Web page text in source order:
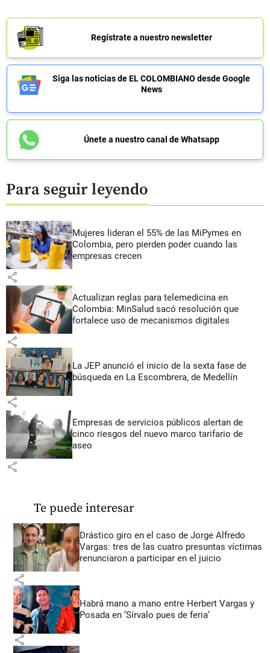
Regístrate a nuestro newsletter
Siga las noticias de EL COLOMBIANO desde Google
News
Únete a nuestro canal de Whatsapp
Para seguir leyendo
Mujeres lideran el 55% de las MiPymes en
Colombia, pero pierden poder cuando las
empresas crecen
share
Actualizan reglas para telemedicina en
Colombia: MinSalud sacó resolución que
fortalece uso de mecanismos digitales
share
La JEP anunció el inicio de la sexta fase de
búsqueda en La Escombrera, de Medellín
share
Empresas de servicios públicos alertan de
cinco riesgos del nuevo marco tarifario de
aseo
share
Te puede interesar
Drástico giro en el caso de Jorge Alfredo
Vargas: tres de las cuatro presuntas víctimas
renunciaron a participar en el juicio
share
Habrá mano a mano entre Herbert Vargas y
Posada en ‘Sírvalo pues de feria’
share